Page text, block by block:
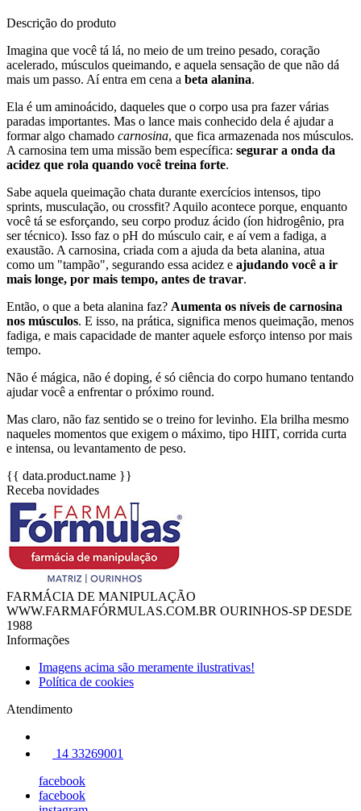
Descrição do produto
Imagina que você tá lá, no meio de um treino pesado, coração
acelerado, músculos queimando, e aquela sensação de que não dá
mais um passo. Aí entra em cena a beta alanina.
Ela é um aminoácido, daqueles que o corpo usa pra fazer várias
paradas importantes. Mas o lance mais conhecido dela é ajudar a
formar algo chamado carnosina, que fica armazenada nos músculos.
A carnosina tem uma missão bem específica: segurar a onda da
acidez que rola quando você treina forte.
Sabe aquela queimação chata durante exercícios intensos, tipo
sprints, musculação, ou crossfit? Aquilo acontece porque, enquanto
você tá se esforçando, seu corpo produz ácido (íon hidrogênio, pra
ser técnico). Isso faz o pH do músculo cair, e aí vem a fadiga, a
exaustão. A carnosina, criada com a ajuda da beta alanina, atua
como um "tampão", segurando essa acidez e ajudando você a ir
mais longe, por mais tempo, antes de travar.
Então, o que a beta alanina faz? Aumenta os níveis de carnosina
nos músculos. E isso, na prática, significa menos queimação, menos
fadiga, e mais capacidade de manter aquele esforço intenso por mais
tempo.
Não é mágica, não é doping, é só ciência do corpo humano tentando
ajudar você a enfrentar o próximo round.
Mas claro, não faz sentido se o treino for levinho. Ela brilha mesmo
naqueles momentos que exigem o máximo, tipo HIIT, corrida curta
e intensa, ou levantamento de peso.
{{ data.product.name }}
Receba novidades
FARMÁCIA DE MANIPULAÇÃO
WWW.FARMAFÓRMULAS.COM.BR OURINHOS-SP DESDE
1988
Informações
Imagens acima são meramente ilustrativas!
Política de cookies
Atendimento
14 33269001
facebook
facebook